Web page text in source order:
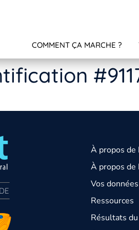
COMMENT ÇA MARCHE ?
EST UN PROGRAMME DE
À propos de
À propos de
Vos
Ressources
Résultats